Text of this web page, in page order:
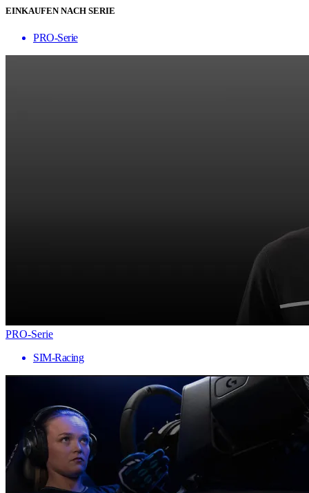
EINKAUFEN NACH SERIE
PRO-Serie
PRO-Serie
SIM-Racing